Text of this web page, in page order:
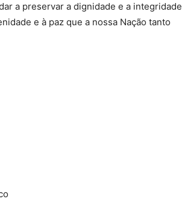
a preservar a dignidade e a integridade
e à paz que a nossa Nação tanto